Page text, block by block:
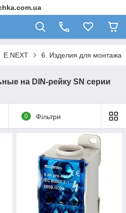
E.NEXT 6. Изделия для монтажа
на DIN-рейку SN серии
0 Фільтри